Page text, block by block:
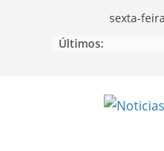
sexta-
Últimos: